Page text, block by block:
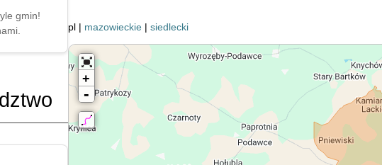
gmin!
pl | mazowieckie| siedlecki
+
-